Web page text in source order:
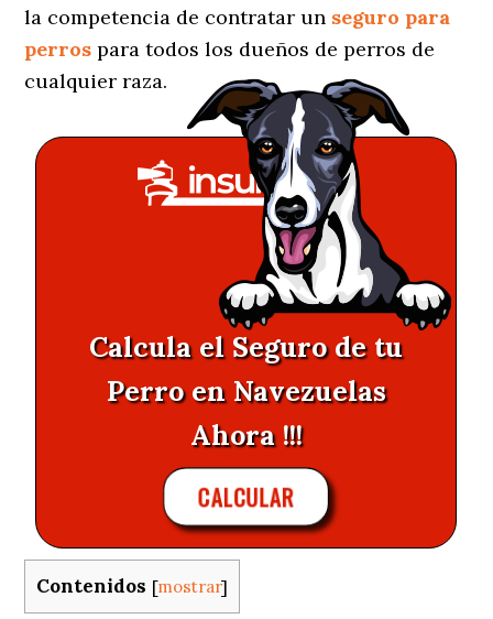
la competencia de contratar un seguro para
perros para todos los dueños de perros de
cualquier raza.
Calcula el Seguro de tu
Perro en Navezuelas
Ahora !!!
CALCULAR
Contenidos [mostrar]